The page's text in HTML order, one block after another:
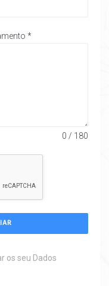
*
0 / 180
os seu Dados